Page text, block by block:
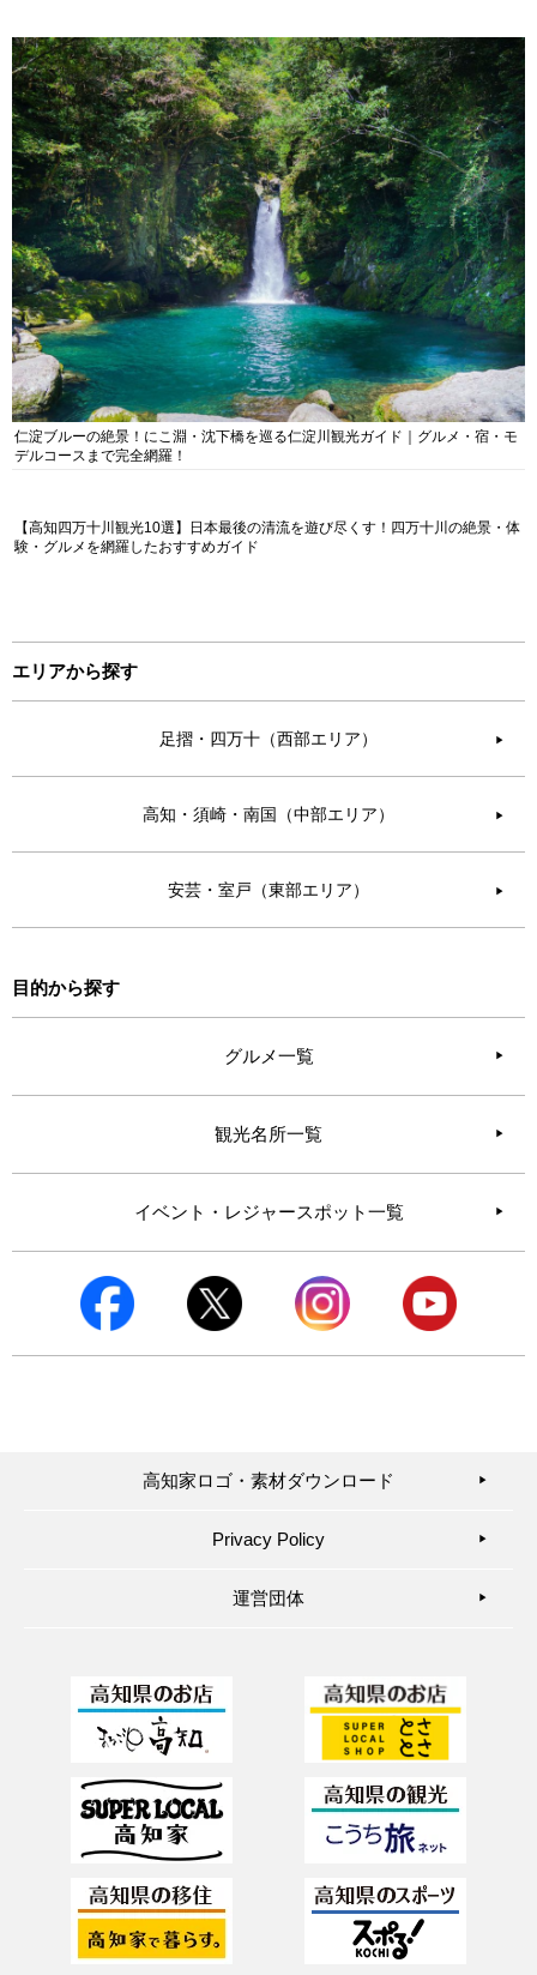
仁淀ブルーの絶景！にこ淵・沈下橋を巡る仁淀川観光ガイド｜グルメ・宿・モ
デルコースまで完全網羅！
【高知四万十川観光10選】日本最後の清流を遊び尽くす！四万十川の絶景・体
験・グルメを網羅したおすすめガイド
エリアから探す
足摺・四万十（西部エリア） ▶︎
高知・須崎・南国（中部エリア） ▶︎
安芸・室戸（東部エリア） ▶︎
目的から探す
グルメ一覧
観光名所一覧
イベント・レジャースポット一覧
高知家ロゴ・素材ダウンロード ▶︎
Privacy Policy ▶︎
運営団体 ▶︎